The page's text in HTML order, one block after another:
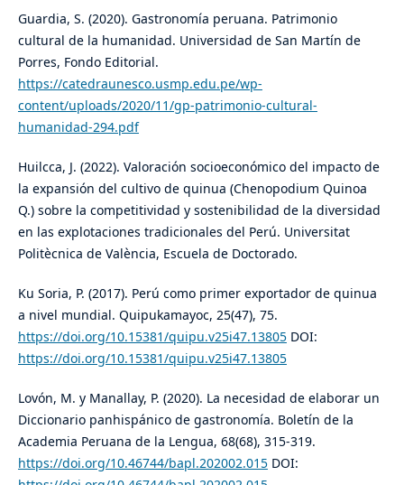
Guardia, S. (2020). Gastronomía peruana. Patrimonio
cultural de la humanidad. Universidad de San Martín de
Porres, Fondo Editorial.
https://catedraunesco.usmp.edu.pe/wp-
content/uploads/2020/11/gp-patrimonio-cultural-
humanidad-294.pdf
Huilcca, J. (2022). Valoración socioeconómico del impacto de
la expansión del cultivo de quinua (Chenopodium Quinoa
Q.) sobre la competitividad y sostenibilidad de la diversidad
en las explotaciones tradicionales del Perú. Universitat
Politècnica de València, Escuela de Doctorado.
Ku Soria, P. (2017). Perú como primer exportador de quinua
a nivel mundial. Quipukamayoc, 25(47), 75.
https://doi.org/10.15381/quipu.v25i47.13805DOI:
https://doi.org/10.15381/quipu.v25i47.13805
Lovón, M. y Manallay, P. (2020). La necesidad de elaborar un
Diccionario panhispánico de gastronomía. Boletín de la
Academia Peruana de la Lengua, 68(68), 315-319.
https://doi.org/10.46744/bapl.202002.015DOI: